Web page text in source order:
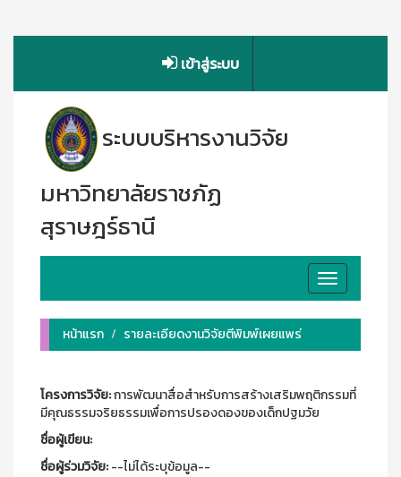
เข้าสู่ระบบ
ระบบบริหารงานวิจัย
มหาวิทยาลัยราชภัฏ
สุราษฎร์ธานี
Toggle
navigation
หน้าแรก
รายละเอียดงานวิจัยตีพิมพ์เผยแพร่
โครงการวิจัย:การพัฒนาสื่อสำหรับการสร้างเสริมพฤติกรรมที่
มีคุณธรรมจริยธรรมเพื่อการปรองดองของเด็กปฐมวัย
ชื่อผู้เขียน:
ชื่อผู้ร่วมวิจัย:--ไม่ได้ระบุข้อมูล--